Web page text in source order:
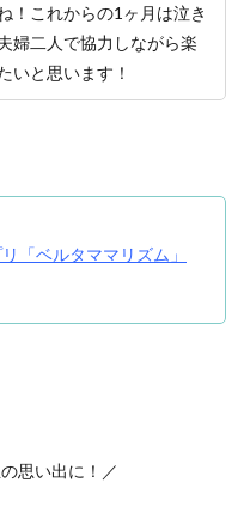
！これからの1ヶ月は泣き
婦二人で協力しながら楽
いと思います！
「ベルタママリズム」
思い出に！／